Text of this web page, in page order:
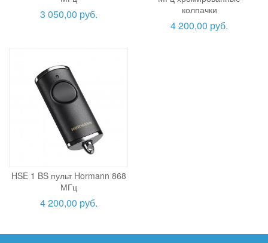
3 050,00 руб.
колпачки
4 200,00 руб.
HSE 1 BS пульт Hormann 868
МГц
4 200,00 руб.